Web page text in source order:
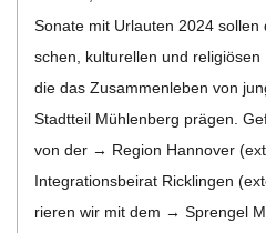
L
E
Sonate mit Urlau­ten 2024
schen, kul­tu­rel­len und
die das Zusam­men­le­ben von
Stadt­teil Müh­len­berg prä­gen.
von der → Region Han­no­ver
Inte­gra­ti­ons­bei­rat Rick­lin­gen
rie­ren wir mit dem → Spren­gel